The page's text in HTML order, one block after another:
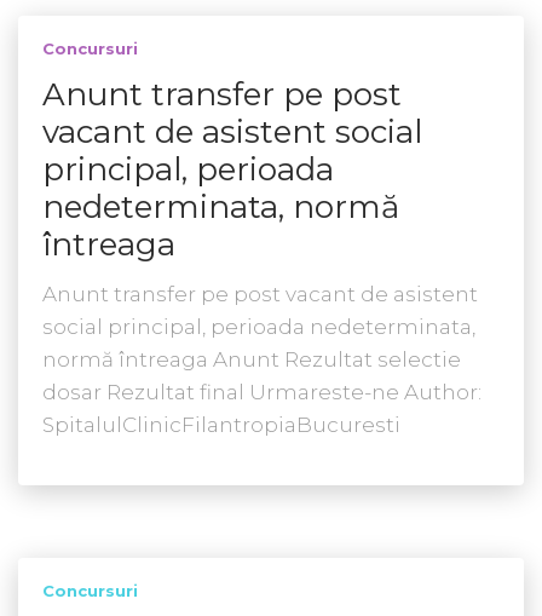
Concursuri
Anunt transfer pe post
vacant de asistent social
principal, perioada
nedeterminata, normă
întreaga
Anunt transfer pe post vacant de asistent
social principal, perioada nedeterminata,
normă întreaga Anunt Rezultat selectie
dosar Rezultat final Urmareste-ne Author:
SpitalulClinicFilantropiaBucuresti
Concursuri